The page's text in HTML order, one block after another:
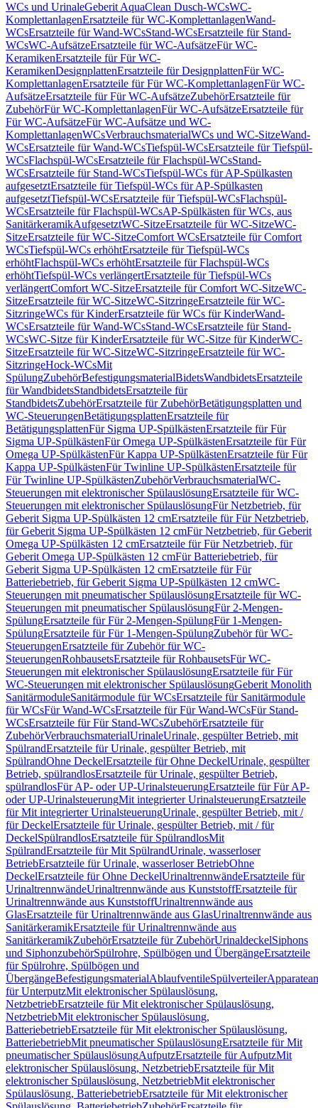
WCs und UrinaleGeberit AquaClean Dusch-WCsWC-
KomplettanlagenErsatzteile für WC-KomplettanlagenWand-
WCsErsatzteile für Wand-WCsStand-WCsErsatzteile für Stand-
WCsWC-AufsätzeErsatzteile für WC-AufsätzeFür WC-
KeramikenErsatzteile für Für WC-
KeramikenDesignplattenErsatzteile für DesignplattenFür WC-
KomplettanlagenErsatzteile für Für WC-KomplettanlagenFür WC-
AufsätzeErsatzteile für Für WC-AufsätzeZubehörErsatzteile für
ZubehörFür WC-KomplettanlagenFür WC-AufsätzeErsatzteile für
Für WC-AufsätzeFür WC-Aufsätze und WC-
KomplettanlagenWCsVerbrauchsmaterialWCs und WC-SitzeWand-
WCsErsatzteile für Wand-WCsTiefspül-WCsErsatzteile für Tiefspül-
WCsFlachspül-WCsErsatzteile für Flachspül-WCsStand-
WCsErsatzteile für Stand-WCsTiefspül-WCs für AP-Spülkasten
aufgesetztErsatzteile für Tiefspül-WCs für AP-Spülkasten
aufgesetztTiefspül-WCsErsatzteile für Tiefspül-WCsFlachspül-
WCsErsatzteile für Flachspül-WCsAP-Spülkästen für WCs, aus
SanitärkeramikAufgesetztWC-SitzeErsatzteile für WC-SitzeWC-
SitzeErsatzteile für WC-SitzeComfort WCsErsatzteile für Comfort
WCsTiefspül-WCs erhöhtErsatzteile für Tiefspül-WCs
erhöhtFlachspül-WCs erhöhtErsatzteile für Flachspül-WCs
erhöhtTiefspül-WCs verlängertErsatzteile für Tiefspül-WCs
verlängertComfort WC-SitzeErsatzteile für Comfort WC-SitzeWC-
SitzeErsatzteile für WC-SitzeWC-SitzringeErsatzteile für WC-
SitzringeWCs für KinderErsatzteile für WCs für KinderWand-
WCsErsatzteile für Wand-WCsStand-WCsErsatzteile für Stand-
WCsWC-Sitze für KinderErsatzteile für WC-Sitze für KinderWC-
SitzeErsatzteile für WC-SitzeWC-SitzringeErsatzteile für WC-
SitzringeHock-WCsMit
SpülungZubehörBefestigungsmaterialBidetsWandbidetsErsatzteile
für WandbidetsStandbidetsErsatzteile für
StandbidetsZubehörErsatzteile für ZubehörBetätigungsplatten und
WC-SteuerungenBetätigungsplattenErsatzteile für
BetätigungsplattenFür Sigma UP-SpülkästenErsatzteile für Für
Sigma UP-SpülkästenFür Omega UP-SpülkästenErsatzteile für Für
Omega UP-SpülkästenFür Kappa UP-SpülkästenErsatzteile für Für
Kappa UP-SpülkästenFür Twinline UP-SpülkästenErsatzteile für
Für Twinline UP-SpülkästenZubehörVerbrauchsmaterialWC-
Steuerungen mit elektronischer SpülauslösungErsatzteile für WC-
Steuerungen mit elektronischer SpülauslösungFür Netzbetrieb, für
Geberit Sigma UP-Spülkästen 12 cmErsatzteile für Für Netzbetrieb,
für Geberit Sigma UP-Spülkästen 12 cmFür Netzbetrieb, für Geberit
Omega UP-Spülkästen 12 cmErsatzteile für Für Netzbetrieb, für
Geberit Omega UP-Spülkästen 12 cmFür Batteriebetrieb, für
Geberit Sigma UP-Spülkästen 12 cmErsatzteile für Für
Batteriebetrieb, für Geberit Sigma UP-Spülkästen 12 cmWC-
Steuerungen mit pneumatischer SpülauslösungErsatzteile für WC-
Steuerungen mit pneumatischer SpülauslösungFür 2-Mengen-
SpülungErsatzteile für Für 2-Mengen-SpülungFür 1-Mengen-
SpülungErsatzteile für Für 1-Mengen-SpülungZubehör für WC-
SteuerungenErsatzteile für Zubehör für WC-
SteuerungenRohbausetsErsatzteile für RohbausetsFür WC-
Steuerungen mit elektronischer SpülauslösungErsatzteile für Für
WC-Steuerungen mit elektronischer SpülauslösungGeberit Monolith
SanitärmoduleSanitärmodule für WCsErsatzteile für Sanitärmodule
für WCsFür Wand-WCsErsatzteile für Für Wand-WCsFür Stand-
WCsErsatzteile für Für Stand-WCsZubehörErsatzteile für
ZubehörVerbrauchsmaterialUrinaleUrinale, gespülter Betrieb, mit
SpülrandErsatzteile für Urinale, gespülter Betrieb, mit
SpülrandOhne DeckelErsatzteile für Ohne DeckelUrinale, gespülter
Betrieb, spülrandlosErsatzteile für Urinale, gespülter Betrieb,
spülrandlosFür AP- oder UP-UrinalsteuerungErsatzteile für Für AP-
oder UP-UrinalsteuerungMit integrierter UrinalsteuerungErsatzteile
für Mit integrierter UrinalsteuerungUrinale, gespülter Betrieb, mit /
für DeckelErsatzteile für Urinale, gespülter Betrieb, mit / für
DeckelSpülrandlosErsatzteile für SpülrandlosMit
SpülrandErsatzteile für Mit SpülrandUrinale, wasserloser
BetriebErsatzteile für Urinale, wasserloser BetriebOhne
DeckelErsatzteile für Ohne DeckelUrinaltrennwändeErsatzteile für
UrinaltrennwändeUrinaltrennwände aus KunststoffErsatzteile für
Urinaltrennwände aus KunststoffUrinaltrennwände aus
GlasErsatzteile für Urinaltrennwände aus GlasUrinaltrennwände aus
SanitärkeramikErsatzteile für Urinaltrennwände aus
SanitärkeramikZubehörErsatzteile für ZubehörUrinaldeckelSiphons
und SiphonzubehörSpülrohre, Spülbögen und ÜbergängeErsatzteile
für Spülrohre, Spülbögen und
ÜbergängeBefestigungsmaterialAblaufventileSpülverteiler
für UnterputzMit elektronischer Spülauslösung,
NetzbetriebErsatzteile für Mit elektronischer Spülauslösung,
NetzbetriebMit elektronischer Spülauslösung,
BatteriebetriebErsatzteile für Mit elektronischer Spülauslösung,
BatteriebetriebMit pneumatischer SpülauslösungErsatzteile für Mit
pneumatischer SpülauslösungAufputzErsatzteile für AufputzMit
elektronischer Spülauslösung, NetzbetriebErsatzteile für Mit
elektronischer Spülauslösung, NetzbetriebMit elektronischer
Spülauslösung, BatteriebetriebErsatzteile für Mit elektronischer